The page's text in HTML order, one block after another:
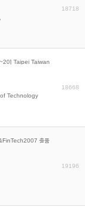
18718
Taipei Taiwan
Technology
18668
출품
19196